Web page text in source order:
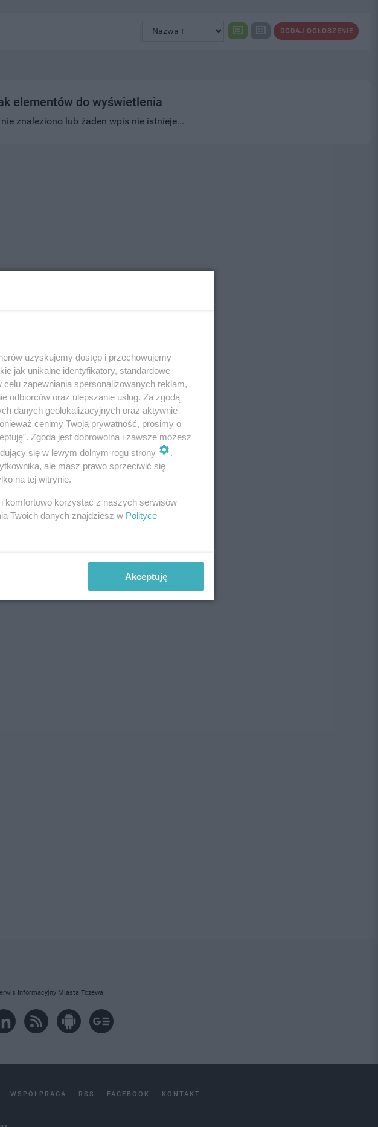
DODAJ OGŁOSZENIE
elementów do wyświetlenia
znaleziono lub żaden wpis nie istnieje...
Informacyjny Miasta Tczewa
WSPÓŁPRACA RSS FACEBOOK KONTAKT
uzyskujemy dostęp i przechowujemy
jak unikalne identyfikatory, standardowe
zapewniania spersonalizowanych reklam,
odbiorców oraz ulepszanie usług. Za zgodą
danych geolokalizacyjnych oraz aktywnie
cenimy Twoją prywatność, prosimy o
Zgoda jest dobrowolna i zawsze możesz
się w lewym dolnym rogu strony
ale masz prawo sprzeciwić się
na tej witrynie.
komfortowo korzystać z naszych serwisów
Twoich danych znajdziesz w Polityce
Akceptuję